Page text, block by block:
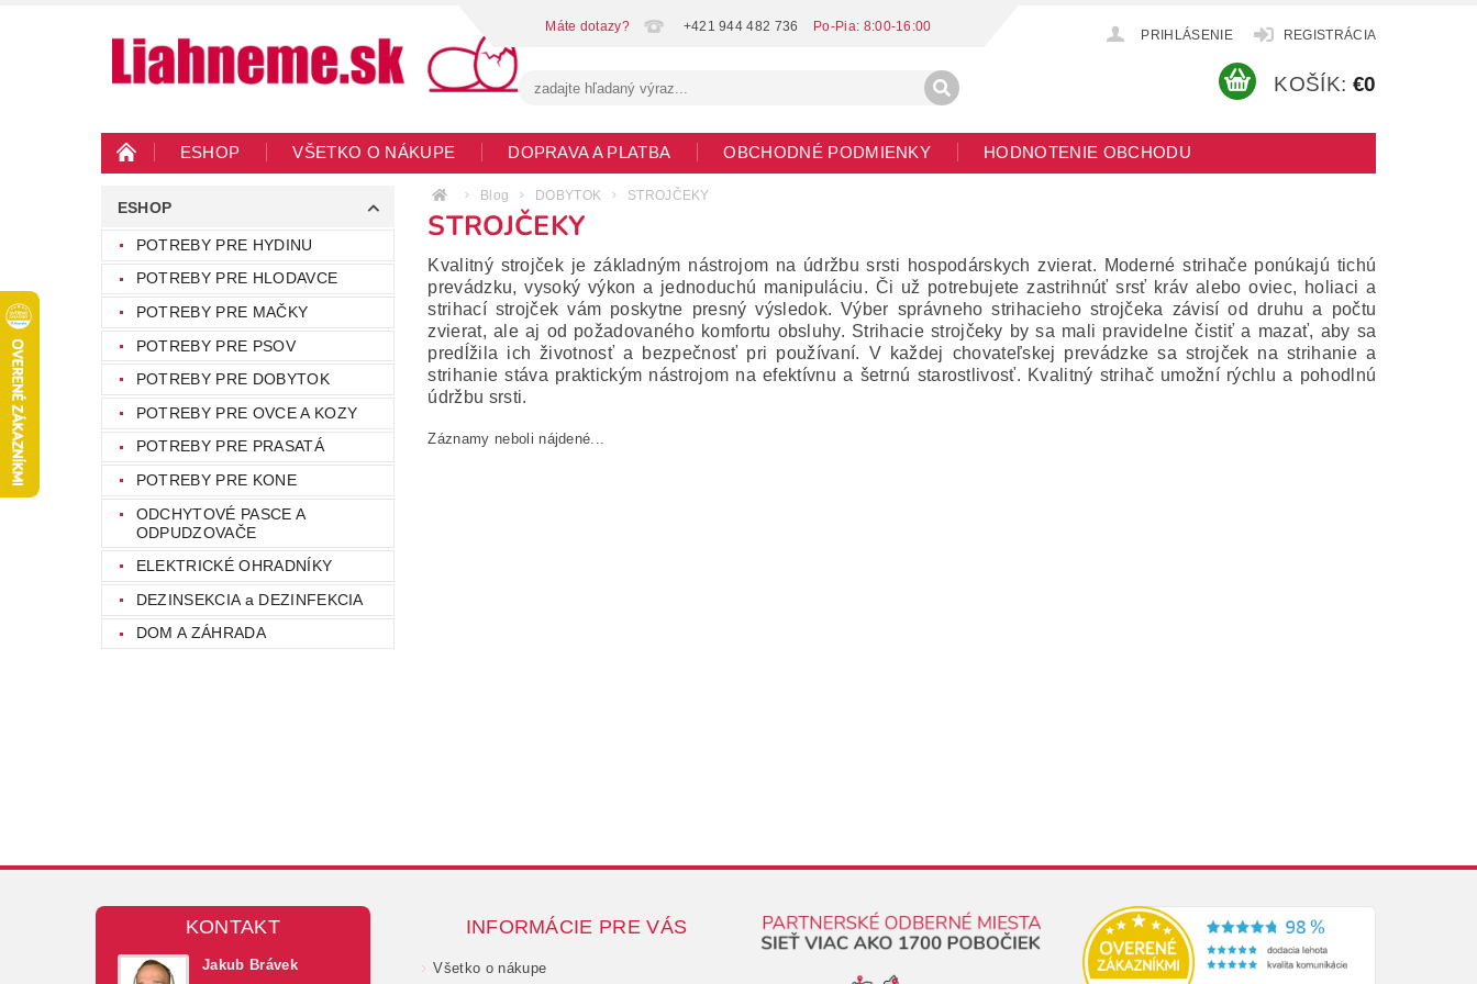
+421 944 482 736
PRIHLÁSENIE REGISTRÁCIA
KOŠÍK: €0
ESHOP VŠETKO O NÁKUPE DOPRAVA A PLATBA OBCHODNÉ PODMIENKY HODNOTENIE OBCHODU
BLOG MOJA OBJEDNÁVKA
ESHOP
POTREBY PRE HYDINU
POTREBY PRE HLODAVCE
POTREBY PRE MAČKY
POTREBY PRE PSOV
POTREBY PRE DOBYTOK
POTREBY PRE OVCE A KOZY
POTREBY PRE PRASATÁ
POTREBY PRE KONE
ODCHYTOVÉ PASCE A
ODPUDZOVAČE
ELEKTRICKÉ OHRADNÍKY
DEZINSEKCIA a DEZINFEKCIA
DOM A ZÁHRADA
Blog DOBYTOK STROJČEKY
STROJČEKY
Kvalitný strojček je základným nástrojom na údržbu srsti hospodárskych zvierat. Moderné strihače ponúkajú tichú
prevádzku, vysoký výkon a jednoduchú manipuláciu. Či už potrebujete zastrihnúť srsť kráv alebo oviec, holiaci a
strihací strojček vám poskytne presný výsledok. Výber správneho strihacieho strojčeka závisí od druhu a počtu
zvierat, ale aj od požadovaného komfortu obsluhy. Strihacie strojčeky by sa mali pravidelne čistiť a mazať, aby sa
predĺžila ich životnosť a bezpečnosť pri používaní. V každej chovateľskej prevádzke sa strojček na strihanie a
strihanie stáva praktickým nástrojom na efektívnu a šetrnú starostlivosť. Kvalitný strihač umožní rýchlu a pohodlnú
údržbu srsti.
Záznamy neboli nájdené...
KONTAKT
Jakub Brávek
INFORMÁCIE PRE VÁS
Všetko o nákupe